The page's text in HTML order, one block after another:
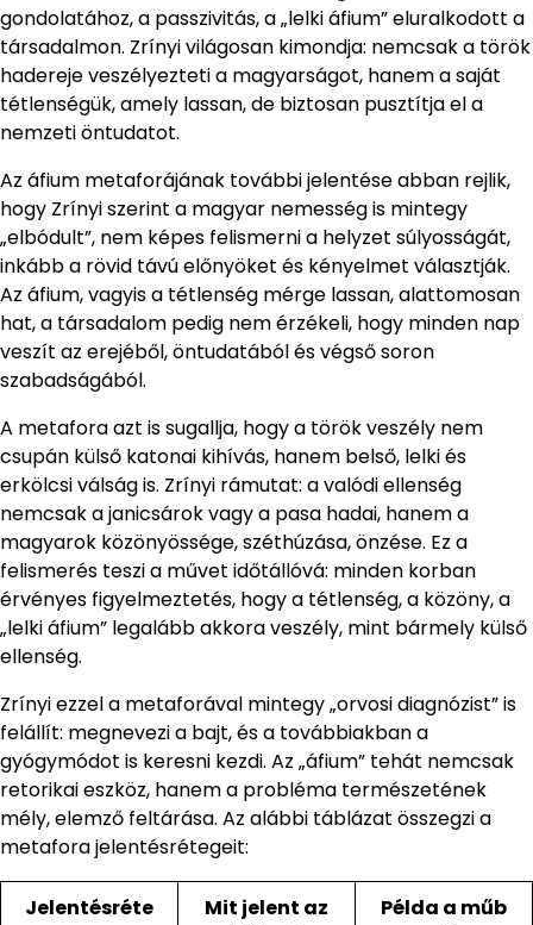
gondolatához, a passzivitás, a „lelki áfium” eluralkodott a
társadalmon. Zrínyi világosan kimondja: nemcsak a török
hadereje veszélyezteti a magyarságot, hanem a saját
tétlenségük, amely lassan, de biztosan pusztítja el a
nemzeti öntudatot.
Az áfium metaforájának további jelentése abban rejlik,
hogy Zrínyi szerint a magyar nemesség is mintegy
„elbódult”, nem képes felismerni a helyzet súlyosságát,
inkább a rövid távú előnyöket és kényelmet választják.
Az áfium, vagyis a tétlenség mérge lassan, alattomosan
hat, a társadalom pedig nem érzékeli, hogy minden nap
veszít az erejéből, öntudatából és végső soron
szabadságából.
A metafora azt is sugallja, hogy a török veszély nem
csupán külső katonai kihívás, hanem belső, lelki és
erkölcsi válság is. Zrínyi rámutat: a valódi ellenség
nemcsak a janicsárok vagy a pasa hadai, hanem a
magyarok közönyössége, széthúzása, önzése. Ez a
felismerés teszi a művet időtállóvá: minden korban
érvényes figyelmeztetés, hogy a tétlenség, a közöny, a
„lelki áfium” legalább akkora veszély, mint bármely külső
ellenség.
Zrínyi ezzel a metaforával mintegy „orvosi diagnózist” is
felállít: megnevezi a bajt, és a továbbiakban a
gyógymódot is keresni kezdi. Az „áfium” tehát nemcsak
retorikai eszköz, hanem a probléma természetének
mély, elemző feltárása. Az alábbi táblázat összegzi a
metafora jelentésrétegeit:
Jelentésréte
Mit jelent az
Példa a műb